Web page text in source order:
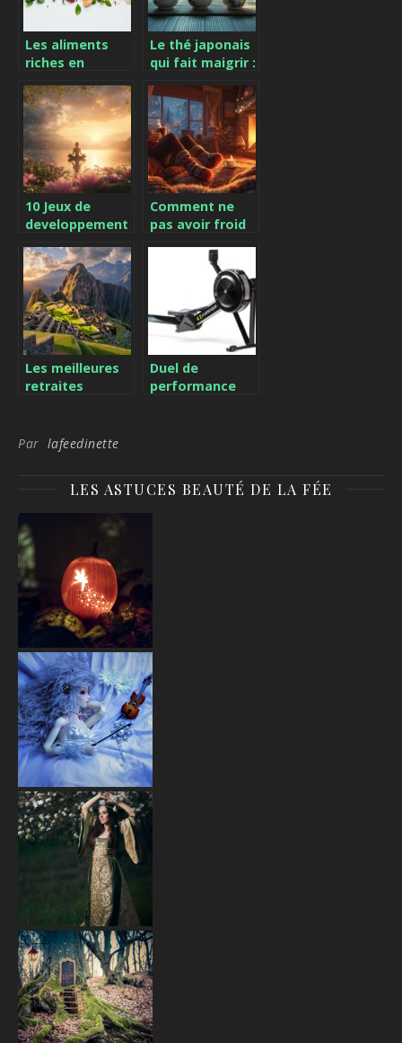
Les aliments
riches en
une meilleure
santé
Le thé japonais
qui fait maigrir :
vérités sur le
sencha
10 Jeux de
developpement
votre creativite
au quotidien
Comment ne
pas avoir froid
travail : de la
chaussette a la
ergonomique
Les meilleures
retraites
pour la sérénité
– Comment
votre vie après
la retraite
Duel de
performance
Par lafeedinette
LES ASTUCES BEAUTÉ DE LA FÉE